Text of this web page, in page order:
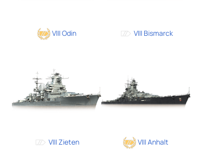
VIII Odin VIII Bismarck
VIII Zieten VIII Anhalt